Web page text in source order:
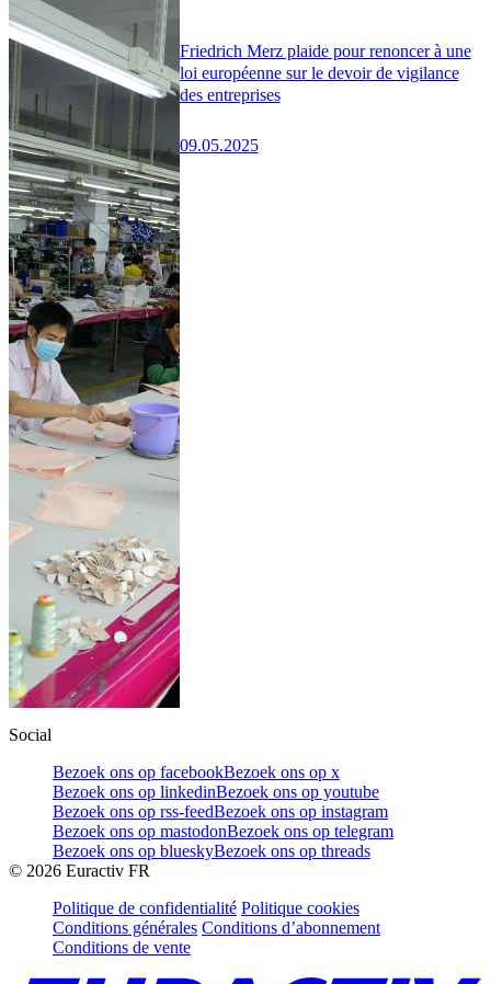
Friedrich Merz plaide pour renoncer à une
loi européenne sur le devoir de vigilance
des entreprises
09.05.2025
Social
Bezoek ons op facebookBezoek ons op x
Bezoek ons op linkedinBezoek ons op youtube
Bezoek ons op rss-feedBezoek ons op instagram
Bezoek ons op mastodonBezoek ons op telegram
Bezoek ons op blueskyBezoek ons op threads
© 2026 Euractiv FR
Politique de confidentialité Politique cookies
Conditions générales Conditions d’abonnement
Conditions de vente